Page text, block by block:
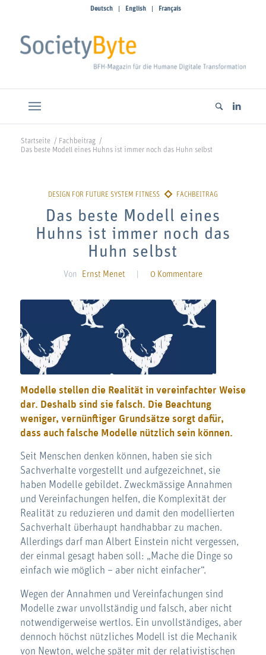
Deutsch English Français
Startseite / Fachbeitrag /
Das beste Modell eines Huhns ist immer noch das Huhn selbst
Das beste Modell eines
Huhns ist immer noch das
Huhn selbst
Von Ernst Menet 0 Kommentare
Modelle stellen die Realität in vereinfachter Weise
dar. Deshalb sind sie falsch. Die Beachtung
weniger, vernünftiger Grundsätze sorgt dafür,
dass auch falsche Modelle nützlich sein können.
Seit Menschen denken können, haben sie sich
Sachverhalte vorgestellt und aufgezeichnet, sie
haben Modelle gebildet. Zweckmässige Annahmen
und Vereinfachungen helfen, die Komplexität der
Realität zu reduzieren und damit den modellierten
Sachverhalt überhaupt handhabbar zu machen.
Allerdings darf man Albert Einstein nicht vergessen,
der einmal gesagt haben soll: „Mache die Dinge so
einfach wie möglich – aber nicht einfacher“.
Wegen der Annahmen und Vereinfachungen sind
Modelle zwar unvollständig und falsch, aber nicht
notwendigerweise wertlos. Ein unvollständiges, aber
dennoch höchst nützliches Modell ist die Mechanik
von Newton, welche später mit der relativistischen